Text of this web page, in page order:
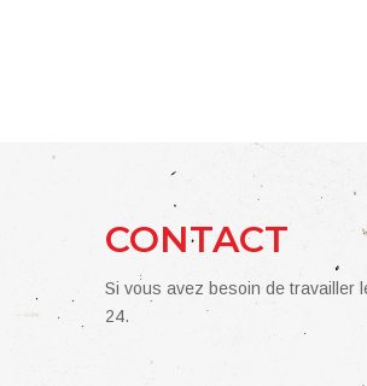
CONTACT
Si vous avez besoin de travailler
24.